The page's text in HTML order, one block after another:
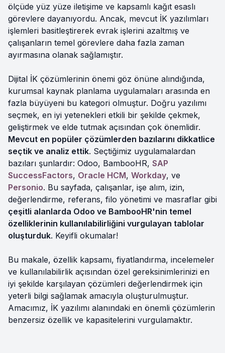
ölçüde yüz yüze iletişime ve kapsamlı kağıt esaslı
görevlere dayanıyordu. Ancak, mevcut İK yazılımları
işlemleri basitleştirerek evrak işlerini azaltmış ve
çalışanların temel görevlere daha fazla zaman
ayırmasına olanak sağlamıştır.
Dijital İK çözümlerinin önemi göz önüne alındığında,
kurumsal kaynak planlama uygulamaları arasında en
fazla büyüyeni bu kategori olmuştur. Doğru yazılımı
seçmek, en iyi yetenekleri etkili bir şekilde çekmek,
geliştirmek ve elde tutmak açısından çok önemlidir.
Mevcut en popüler çözümlerden bazılarını dikkatlice
seçtik ve analiz ettik. Seçtiğimiz uygulamalardan
bazıları şunlardır: Odoo, BambooHR, SAP
SuccessFactors, Oracle HCM, Workday, ve
Personio. Bu sayfada, çalışanlar, işe alım, izin,
değerlendirme, referans, filo yönetimi ve masraflar gibi
çeşitli alanlarda Odoo ve BambooHR'nin temel
özelliklerinin kullanılabilirliğini vurgulayan tablolar
oluşturduk. Keyifli okumalar!
Bu makale, özellik kapsamı, fiyatlandırma, incelemeler
ve kullanılabilirlik açısından özel gereksinimlerinizi en
iyi şekilde karşılayan çözümleri değerlendirmek için
yeterli bilgi sağlamak amacıyla oluşturulmuştur.
Amacımız, İK yazılımı alanındaki en önemli çözümlerin
benzersiz özellik ve kapasitelerini vurgulamaktır.